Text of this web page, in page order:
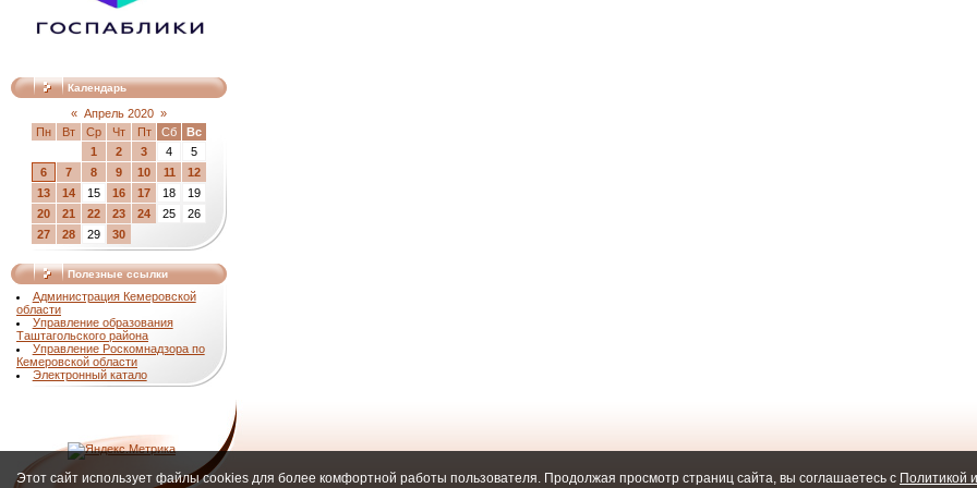
Календарь
« Апрель 2020 »
Пн
Вт Ср Чт Пт Сб
Вс
1
2 3 4
5
6
7 8 9 10 11
12
13
14 15 16 17 18
19
20
21 22 23 24 25
26
27
28 29 30
Полезные ссылки
Администрация Кемеровской
области
Управление образования
Таштагольского района
Управление Роскомнадзора по
Кемеровской области
Электронный катало
Этот сайт использует файлы cookies для более комфортной работы пользователя. Продолжая просмотр страниц сайта, вы соглашаетесь с Политикой